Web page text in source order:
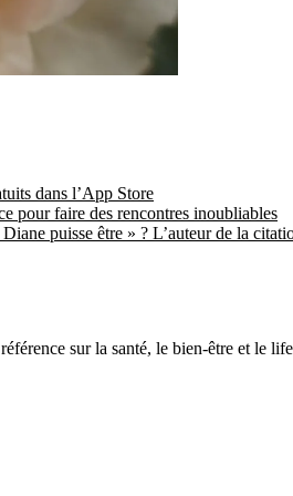
dans l’App Store
pour faire des rencontres inoubliables
puisse être » ? L’auteur de la
sur la santé, le bien-être et le